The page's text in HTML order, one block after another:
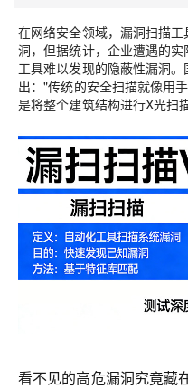
在网络安全领域，漏洞扫描
洞，但据统计，企业遭遇的
工具难以发现的隐蔽性漏洞
出："传统的安全扫描就像用
是将整个建筑结构进行X光扫
看不见的高危漏洞究竟藏